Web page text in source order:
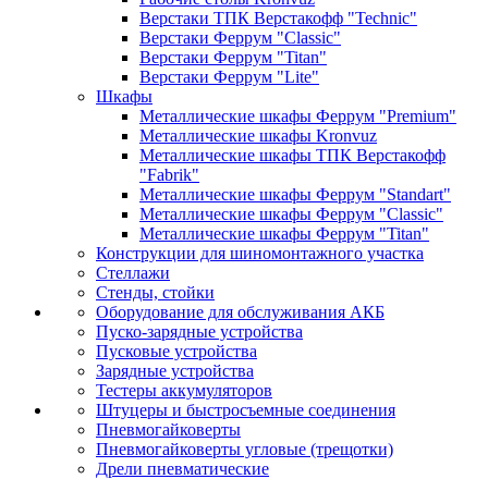
Верстаки ТПК Верстакофф "Technic"
Верстаки Феррум "Classic"
Верстаки Феррум "Titan"
Верстаки Феррум "Lite"
Шкафы
Металлические шкафы Феррум "Premium"
Металлические шкафы Kronvuz
Металлические шкафы ТПК Верстакофф
"Fabrik"
Металлические шкафы Феррум "Standart"
Металлические шкафы Феррум "Classic"
Металлические шкафы Феррум "Titan"
Конструкции для шиномонтажного участка
Стеллажи
Стенды, стойки
Оборудование для обслуживания АКБ
Пуско-зарядные устройства
Пусковые устройства
Зарядные устройства
Тестеры аккумуляторов
Штуцеры и быстросъемные соединения
Пневмогайковерты
Пневмогайковерты угловые (трещотки)
Дрели пневматические